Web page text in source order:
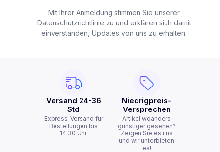
Mit Ihrer Anmeldung stimmen Sie unserer
Datenschutzrichtlinie zu und erklären sich damit
einverstanden, Updates von uns zu erhalten.
Versand 24-36
Std
Express-Versand für
Bestellungen bis
14:30 Uhr
Niedrigpreis-
Versprechen
Artikel woanders
günstiger gesehen?
Zeigen Sie es uns
und wir unterbieten
es!